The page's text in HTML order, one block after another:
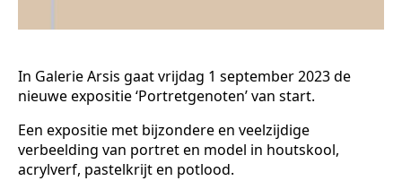
In Galerie Arsis gaat vrijdag 1 september 2023 de
nieuwe expositie ‘Portretgenoten’ van start.
Een expositie met bijzondere en veelzijdige
verbeelding van portret en model in houtskool,
acrylverf, pastelkrijt en potlood.